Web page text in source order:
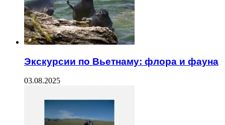
Экскурсии по Вьетнаму: флора и фауна
03.08.2025